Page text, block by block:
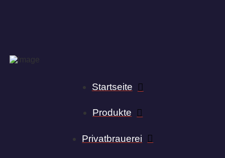
Startseite
Produkte
Privatbrauerei